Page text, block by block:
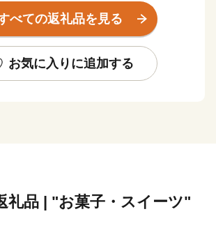
景が広がり“これぞ北海道”と言える雄大
す。この耕地は、日々農家の方が健康な
として知られています。
や濤沸（とうふつ）湖、藻琴山など豊か
な施設が併設されています。
べての返礼品を見る
お気に入りに追加する
礼品 | "お菓子・スイーツ"